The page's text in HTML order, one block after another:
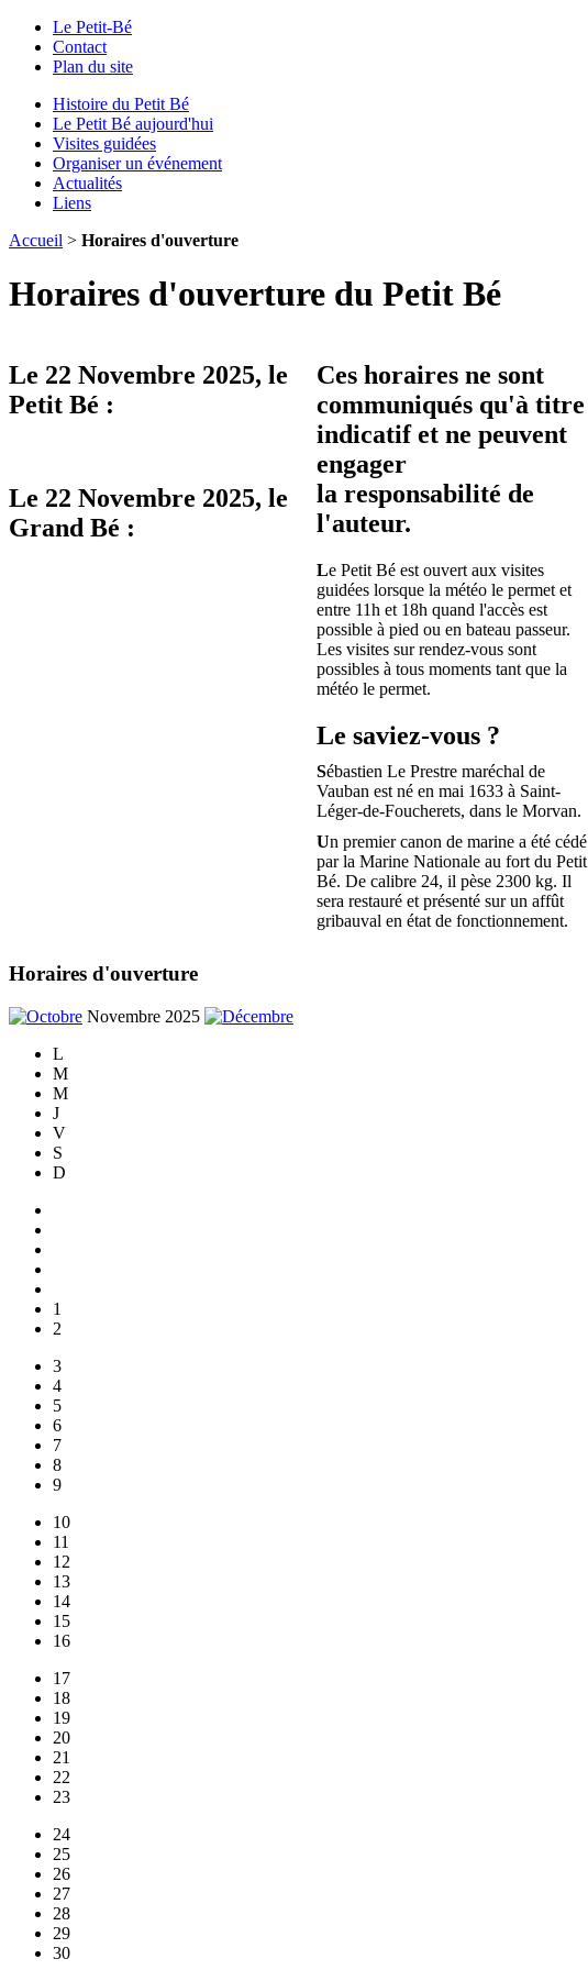
Le Petit-Bé
Contact
Plan du site
Histoire du Petit Bé
Le Petit Bé aujourd'hui
Visites guidées
Organiser un événement
Actualités
Liens
Accueil > Horaires d'ouverture
Horaires d'ouverture du Petit Bé
Le 22 Novembre 2025, le
Petit Bé :
Le 22 Novembre 2025, le
Grand Bé :
Ces horaires ne sont
communiqués qu'à titre
indicatif et ne peuvent
engager
la responsabilité de
l'auteur.
Le Petit Bé est ouvert aux visites
guidées lorsque la météo le permet et
entre 11h et 18h quand l'accès est
possible à pied ou en bateau passeur.
Les visites sur rendez-vous sont
possibles à tous moments tant que la
météo le permet.
Le saviez-vous ?
Sébastien Le Prestre maréchal de
Vauban est né en mai 1633 à Saint-
Léger-de-Foucherets, dans le Morvan.
Un premier canon de marine a été cédé
par la Marine Nationale au fort du Petit
Bé. De calibre 24, il pèse 2300 kg. Il
sera restauré et présenté sur un affût
gribauval en état de fonctionnement.
Horaires d'ouverture
Novembre 2025
L
M
M
J
V
S
D
1
2
3
4
5
6
7
8
9
10
11
12
13
14
15
16
17
18
19
20
21
22
23
24
25
26
27
28
29
30